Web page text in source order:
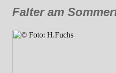
Falter am